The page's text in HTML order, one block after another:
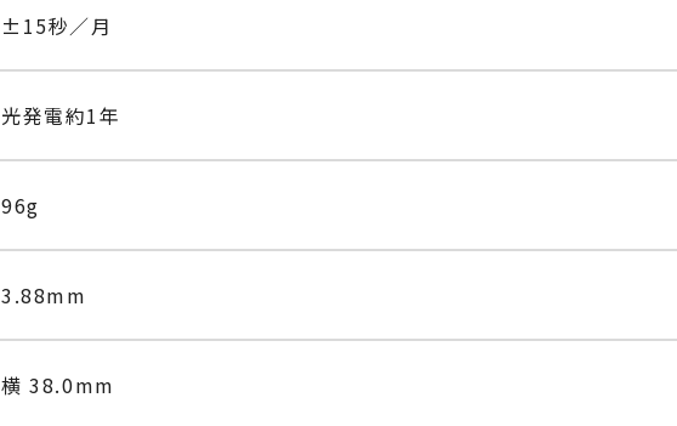
±15秒／月
光発電約1年
96g
3.88mm
横 38.0mm